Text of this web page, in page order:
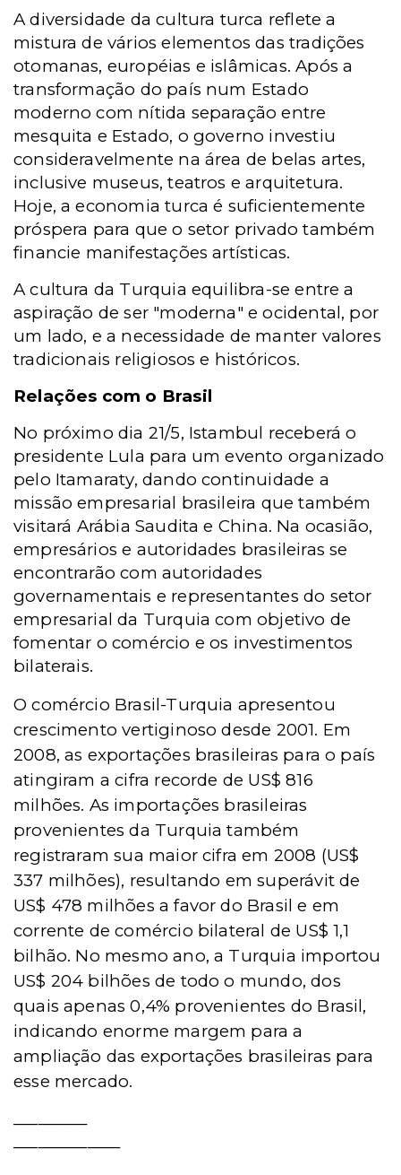
A diversidade da cultura turca reflete a
mistura de vários elementos das tradições
otomanas, européias e islâmicas. Após a
transformação do país num Estado
moderno com nítida separação entre
mesquita e Estado, o governo investiu
consideravelmente na área de belas artes,
inclusive museus, teatros e arquitetura.
Hoje, a economia turca é suficientemente
próspera para que o setor privado também
financie manifestações artísticas.
A cultura da Turquia equilibra-se entre a
aspiração de ser "moderna" e ocidental, por
um lado, e a necessidade de manter valores
tradicionais religiosos e históricos.
Relações com o Brasil
No próximo dia 21/5, Istambul receberá o
presidente Lula para um evento organizado
pelo Itamaraty, dando continuidade a
missão empresarial brasileira que também
visitará Arábia Saudita e China. Na ocasião,
empresários e autoridades brasileiras se
encontrarão com autoridades
governamentais e representantes do setor
empresarial da Turquia com objetivo de
fomentar o comércio e os investimentos
bilaterais.
O comércio Brasil-Turquia apresentou
crescimento vertiginoso desde 2001. Em
2008, as exportações brasileiras para o país
atingiram a cifra recorde de US$ 816
milhões. As importações brasileiras
provenientes da Turquia também
registraram sua maior cifra em 2008 (US$
337 milhões), resultando em superávit de
US$ 478 milhões a favor do Brasil e em
corrente de comércio bilateral de US$ 1,1
bilhão. No mesmo ano, a Turquia importou
US$ 204 bilhões de todo o mundo, dos
quais apenas 0,4% provenientes do Brasil,
indicando enorme margem para a
ampliação das exportações brasileiras para
esse mercado.